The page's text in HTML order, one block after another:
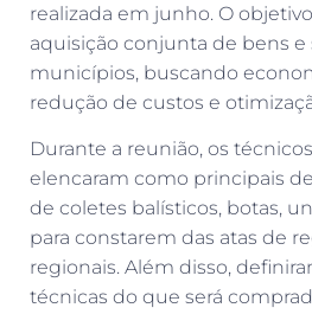
realizada em junho. O
aquisição conjunta de bens e
municípios, buscando
redução de custos e
Durante a reunião, os
elencaram como principais
de coletes balísticos, botas,
para constarem das atas de
regionais. Além disso,
técnicas do que será